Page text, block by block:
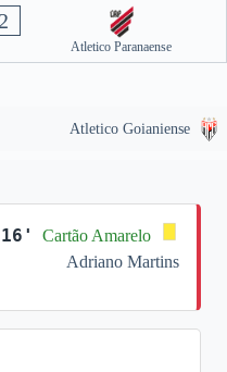
2
Atletico Paranaense
Atletico Goianiense
16'
Cartão Amarelo
Adriano Martins